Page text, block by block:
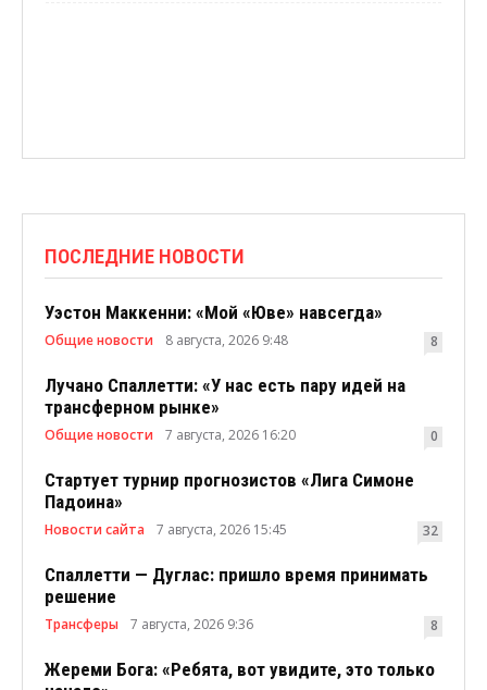
ПОСЛЕДНИЕ НОВОСТИ
Уэстон Маккенни: «Мой «Юве» навсегда»
Общие новости 8 августа, 2026 9:48 8
Лучано Спаллетти: «У нас есть пару идей на
трансферном рынке»
Общие новости 7 августа, 2026 16:20 0
Стартует турнир прогнозистов «Лига Симоне
Падоина»
Новости сайта 7 августа, 2026 15:45 32
Спаллетти — Дуглас: пришло время принимать
решение
Трансферы 7 августа, 2026 9:36 8
Жереми Бога: «Ребята, вот увидите, это только